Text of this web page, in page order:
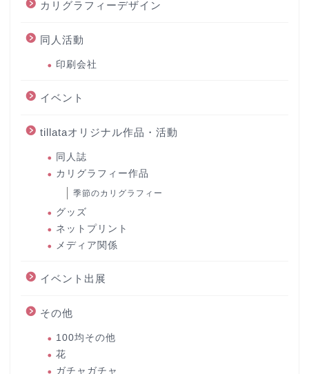
カリグラフィーデザイン
同人活動
印刷会社
イベント
tillataオリジナル作品・活動
同人誌
カリグラフィー作品
季節のカリグラフィー
グッズ
ネットプリント
メディア関係
イベント出展
その他
100均その他
花
ガチャガチャ